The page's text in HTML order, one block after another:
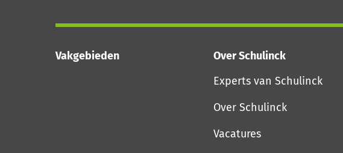
Vakgebieden
Over Schulinck
Experts van Schulinck
Over Schulinck
Vacatures